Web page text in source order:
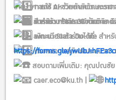
เศรษฐศาสตร์ มหาวิทยาลัยเกษตรศ
รับจำนวนจำกัด 30 ท่าน
การใช้ AI ช่วยค้นคว้าและวา
การสร้าง Stata
พัฒนา Stata Do-file สำหรั
ตรวจสอบผลลัพธ์และแนวทา
สำหรับ: คณาจารย์ นักวิจัย
ลงทะเบียนเข้าร่วมได้ที่:
https://forms.gle/
สอบถามเพิ่มเติม: คุณปณชัย
caer.eco@ku.th |